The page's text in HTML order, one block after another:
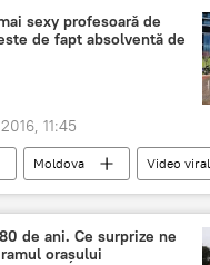
sexy profesoară de
de fapt absolventă de
11:45
Moldova Video viral
de ani. Ce surprize ne
orașului